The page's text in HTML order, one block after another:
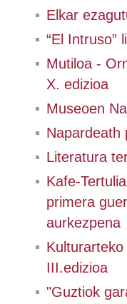
Elkar
“El Intruso”
Mutiloa -
X. edizioa
Museoen
Napardeath
Literatura
Kafe-
primera
aurkezpena
III.edizioa
"Guztiok